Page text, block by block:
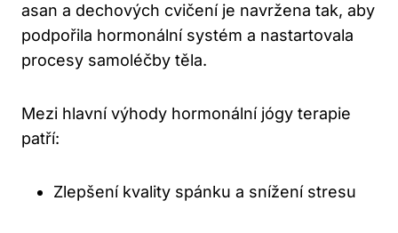
asan a dechových cvičení je navržena tak, aby
podpořila hormonální systém a nastartovala
procesy samoléčby těla.
Mezi hlavní výhody hormonální jógy terapie
patří:
Zlepšení kvality spánku a snížení stresu